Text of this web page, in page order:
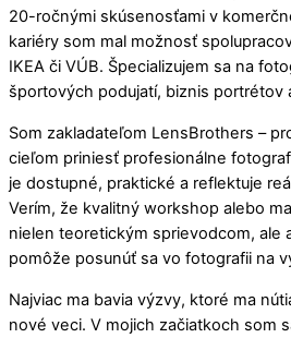
20-ročnými skúsenosťami v
kariéry som mal možnosť
IKEA či VÚB. Špecializujem sa na
športových podujatí, biznis portrétov
Som zakladateľom LensBrothers –
cieľom priniesť profesionálne
je dostupné, praktické a reflektuje
Verím, že kvalitný workshop alebo
nielen teoretickým sprievodcom, ale
pomôže posunúť sa vo fotografii na
Najviac ma bavia výzvy, ktoré ma
nové veci. V mojich začiatkoch som